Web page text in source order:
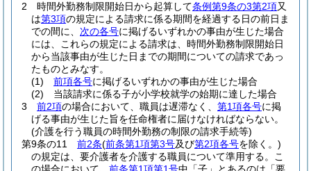
2
時間外勤務制限開始日から起算して条例第9条の3第2項又
は第3項の規定による請求に係る期間を経過する日の前日ま
での間に、 次の各号に掲げるいずれかの事由が生じた場合
には、これらの規定による請求は、時間外勤務制限開始日
から当該事由が生じた日までの期間についての請求であっ
たものとみなす。
(1)
前項各号に掲げるいずれかの事由が生じた場合
(2)
当該請求に係る子が小学校就学の始期に達した場合
3
前2項の場合において、職員は遅滞なく、 第1項各号に掲
げる事由が生じた旨を任命権者に届けなければならない。
(介護を行う職員の時間外勤務の制限の請求手続等)
第9条の11
前2条(前条第1項第3号及び第2項各号を除く。)
の規定は、要介護者を介護する職員について準用する。
こ